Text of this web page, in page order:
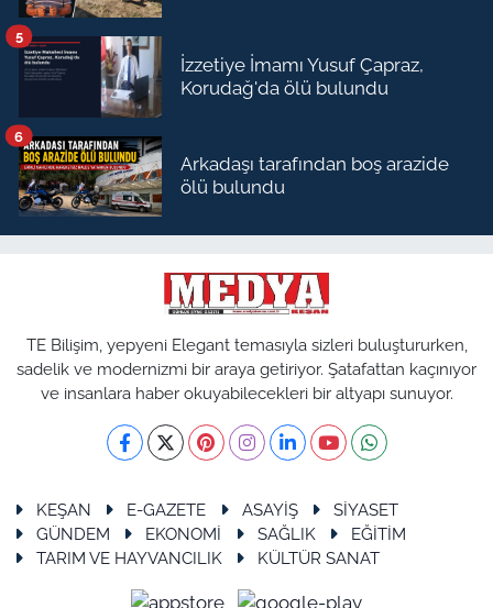
İzzetiye İmamı Yusuf Çapraz,
Korudağ'da ölü bulundu
5
Arkadaşı tarafından boş arazide
ölü bulundu
6
TE Bilişim, yepyeni Elegant temasıyla sizleri buluştururken,
sadelik ve modernizmi bir araya getiriyor. Şatafattan kaçınıyor
ve insanlara haber okuyabilecekleri bir altyapı sunuyor.
KEŞAN E-GAZETE ASAYİŞ
SİYASET
GÜNDEM
EKONOMİ SAĞLIK
EĞİTİM
TARIM VE HAYVANCILIK
KÜLTÜR SANAT